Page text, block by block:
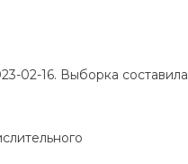
02-16. Выборка составила